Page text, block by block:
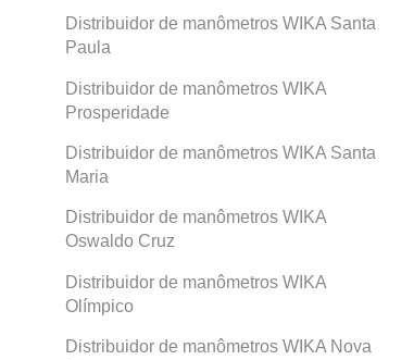
Distribuidor de manômetros WIKA Santa
Paula
Distribuidor de manômetros WIKA
Prosperidade
Distribuidor de manômetros WIKA Santa
Maria
Distribuidor de manômetros WIKA
Oswaldo Cruz
Distribuidor de manômetros WIKA
Olímpico
Distribuidor de manômetros WIKA Nova